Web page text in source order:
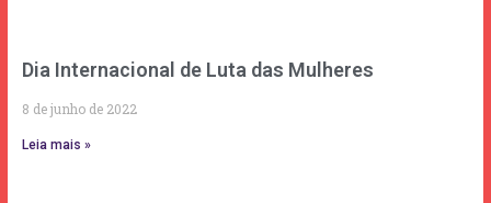
Dia Internacional de Luta das Mulheres
8 de junho de 2022
Leia mais »